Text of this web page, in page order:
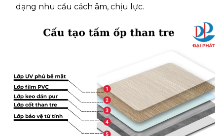
dạng nhu cầu cách âm, chịu lực.